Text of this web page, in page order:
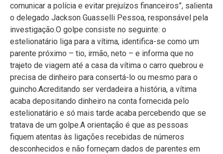
comunicar a polícia e evitar prejuízos financeiros”, salienta
o delegado Jackson Guasselli Pessoa, responsável pela
investigação.O golpe consiste no seguinte: o
estelionatário liga para a vítima, identifica-se como um
parente próximo – tio, irmão, neto – e informa que no
trajeto de viagem até a casa da vítima o carro quebrou e
precisa de dinheiro para consertá-lo ou mesmo para o
guincho.Acreditando ser verdadeira a história, a vítima
acaba depositando dinheiro na conta fornecida pelo
estelionatário e só mais tarde acaba percebendo que se
tratava de um golpe.A orientação é que as pessoas
fiquem atentas às ligações recebidas de números
desconhecidos e não forneçam dados de parentes em